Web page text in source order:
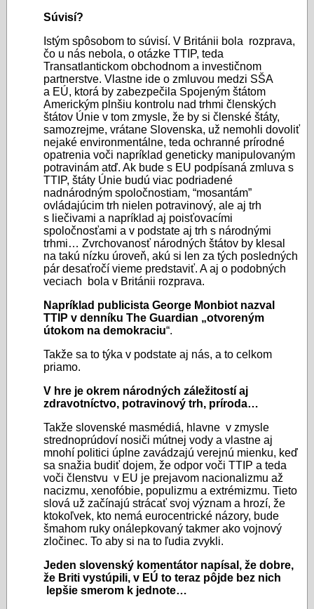
Súvisí?
Istým spôsobom to súvisí. V Británii bola rozprava,
čo u nás nebola, o otázke TTIP, teda
Transatlantickom obchodnom a investičnom
partnerstve. Vlastne ide o zmluvou medzi SŠA
a EÚ, ktorá by zabezpečila Spojeným štátom
Americkým plnšiu kontrolu nad trhmi členských
štátov Únie v tom zmysle, že by si členské štáty,
samozrejme, vrátane Slovenska, už nemohli dovoliť
nejaké environmentálne, teda ochranné prírodné
opatrenia voči napríklad geneticky manipulovaným
potravinám atď. Ak bude s EU podpísaná zmluva s
TTIP, štáty Únie budú viac podriadené
nadnárodným spoločnostiam, “mosantám”
ovládajúcim trh nielen potravinový, ale aj trh
s liečivami a napríklad aj poisťovacími
spoločnosťami a v podstate aj trh s národnými
trhmi… Zvrchovanosť národných štátov by klesal
na takú nízku úroveň, akú si len za tých posledných
pár desaťročí vieme predstaviť. A aj o podobných
veciach bola v Británii rozprava.
Napríklad publicista George Monbiot nazval
TTIP v denníku The Guardian „otvoreným
útokom na demokraciu“.
Takže sa to týka v podstate aj nás, a to celkom
priamo.
V hre je okrem národných záležitostí aj
zdravotníctvo, potravinový trh, príroda…
Takže slovenské masmédiá, hlavne v zmysle
strednoprúdoví nosiči mútnej vody a vlastne aj
mnohí politici úplne zavádzajú verejnú mienku, keď
sa snažia budiť dojem, že odpor voči TTIP a teda
voči členstvu v EU je prejavom nacionalizmu až
nacizmu, xenofóbie, populizmu a extrémizmu. Tieto
slová už začínajú strácať svoj význam a hrozí, že
ktokoľvek, kto nemá eurocentrické názory, bude
šmahom ruky onálepkovaný takmer ako vojnový
zločinec. To aby si na to ľudia zvykli.
Jeden slovenský komentátor napísal, že dobre,
že Briti vystúpili, v EÚ to teraz pôjde bez nich
lepšie smerom k jednote…